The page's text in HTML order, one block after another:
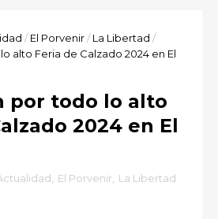
/ El Porvenir/ La Libertad /
alto Feria de Calzado 2024 en El
por todo lo alto
2024 en El
El Porvenir La Libertad